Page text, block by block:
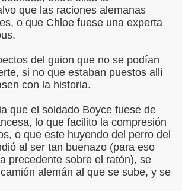
que las raciones alemanas
o que Chloe fuese una experta
del guion que no se podían
si no que estaban puestos allí
con la historia.
que el soldado Boyce fuese de
lo que facilito la compresión
o que este huyendo del perro del
al ser tan buenazo (para eso
precedente sobre el ratón), se
alemán al que se sube, y se